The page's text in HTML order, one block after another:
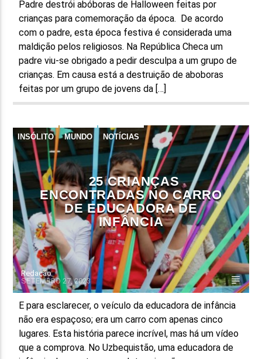
Padre destrói abóboras de Halloween feitas por
crianças para comemoração da época. De acordo
com o padre, esta época festiva é considerada uma
maldição pelos religiosos. Na República Checa um
padre viu-se obrigado a pedir desculpa a um grupo de
crianças. Em causa está a destruição de aboboras
feitas por um grupo de jovens da […]
INSÓLITO MUNDO NOTÍCIAS
25 CRIANÇAS
ENCONTRADAS NO CARRO
DE EDUCADORA DE
INFÂNCIA
Redação
SETEMBRO 27, 2023
E para esclarecer, o veículo da educadora de infância
não era espaçoso; era um carro com apenas cinco
lugares. Esta história parece incrível, mas há um vídeo
que a comprova. No Uzbequistão, uma educadora de